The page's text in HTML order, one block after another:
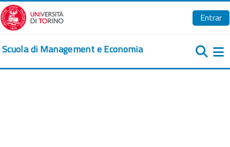
Salta al contenido principal
Entrar
Scuola di Management e Economia